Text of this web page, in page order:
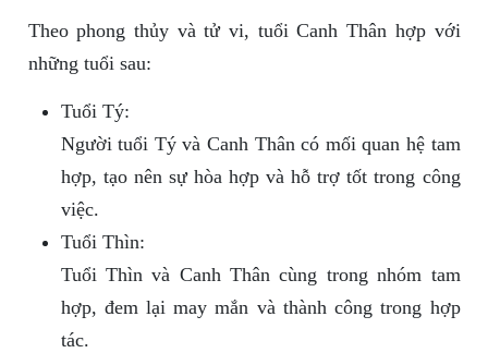
Theo phong thủy và tử vi, tuổi Canh Thân hợp với
những tuổi sau:
Tuổi Tý:
Người tuổi Tý và Canh Thân có mối quan hệ tam
hợp, tạo nên sự hòa hợp và hỗ trợ tốt trong công
việc.
Tuổi Thìn:
Tuổi Thìn và Canh Thân cùng trong nhóm tam
hợp, đem lại may mắn và thành công trong hợp
tác.